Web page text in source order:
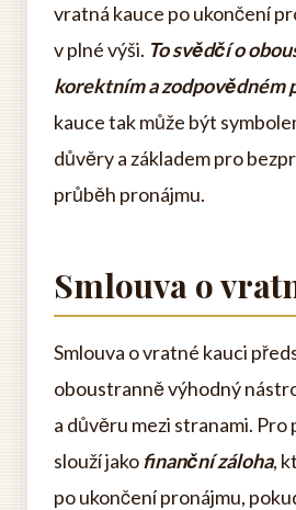
vratná kauce po ukončení
v plné výši. To svědčí o
korektním a zodpovědném
kauce tak může být
důvěry a základem pro
průběh pronájmu.
Smlouva o
Smlouva o vratné kauci
oboustranně výhodný
a důvěru mezi stranami.
slouží jako finanční záloha,
po ukončení pronájmu,